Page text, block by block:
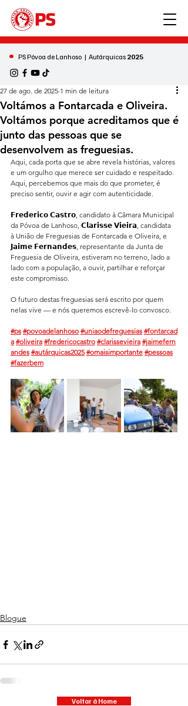
• PS Póvoa de Lanhoso | Autárquicas 2025
Voltámos a Fontarcada e Oliveira.
Voltámos porque acreditamos que é
junto das pessoas que se
desenvolvem as freguesias.
27 de ago. de 2025 1 min de leitura
Aqui, cada porta que se abre revela histórias, valores
e um orgulho que merece ser cuidado e respeitado.
Aqui, percebemos que mais do que prometer, é
preciso sentir, ouvir e agir com autenticidade.
𝗙𝗿𝗲𝗱𝗲𝗿𝗶𝗰𝗼 𝗖𝗮𝘀𝘁𝗿𝗼, candidato à Câmara Municipal
da Póvoa de Lanhoso, 𝗖𝗹𝗮𝗿𝗶𝘀𝘀𝗲 𝗩𝗶𝗲𝗶𝗿𝗮, candidata
à União de Freguesias de Fontarcada e Oliveira, e
𝗝𝗮𝗶𝗺𝗲 𝗙𝗲𝗿𝗻𝗮𝗻𝗱𝗲𝘀, representante da Junta de
Freguesia de Oliveira, estiveram no terreno, lado a
lado com a população, a ouvir, partilhar e reforçar
este compromisso.
O futuro destas freguesias será escrito por quem
nelas vive — e nós queremos escrevê-lo convosco.
#ps #povoadelanhoso #uniaodefreguesias #fontarcad
a #oliveira #fredericocastro #clarissevieira #jaimefern
andes #autárquicas2025 #omaisimportante #pessoas
#fazerbem
Blogue
Voltar á Home